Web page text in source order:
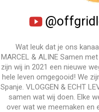
Wat leuk dat je ons
MARCEL & ALINE Samen
zijn wij in 2021 een nieuwe
hele leven omgegooid! We
Spanje. VLOGGEN & ECHT
samen wat wij doen. Elke
over wat we meemaken en